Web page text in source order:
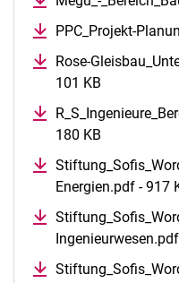
PPC_Projekt-
Rose-
101 KB
180 KB
Energien.pdf - 917